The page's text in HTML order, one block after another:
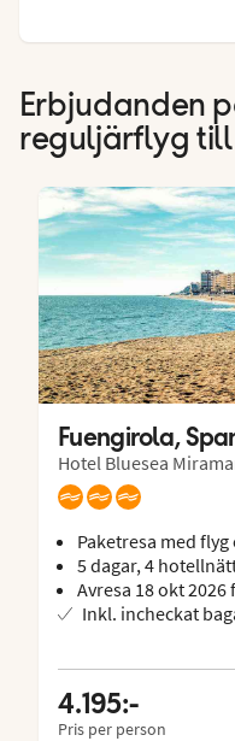
Erbjudanden
reguljärflyg till
Fuengirola,
Hotel Bluesea
Paketresa med
5 dagar, 4
Avresa 18 okt
Inkl. incheckat
4.195:-
Pris per person